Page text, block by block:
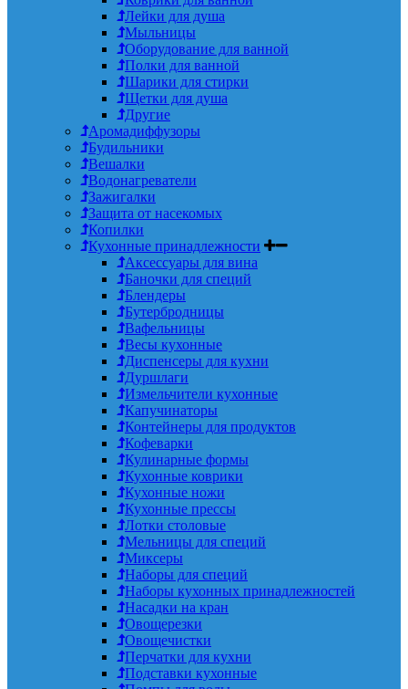
Лейки для душа
Мыльницы
Оборудование для ванной
Полки для ванной
Шарики для стирки
Щетки для душа
Другие
Аромадиффузоры
Будильники
Вешалки
Водонагреватели
Зажигалки
Защита от насекомых
Копилки
Кухонные принадлежности
Аксессуары для вина
Баночки для специй
Блендеры
Бутербродницы
Вафельницы
Весы кухонные
Диспенсеры для кухни
Дуршлаги
Измельчители кухонные
Капучинаторы
Контейнеры для продуктов
Кофеварки
Кулинарные формы
Кухонные коврики
Кухонные ножи
Кухонные прессы
Лотки столовые
Мельницы для специй
Миксеры
Наборы для специй
Наборы кухонных принадлежностей
Насадки на кран
Овощерезки
Овощечистки
Перчатки для кухни
Подставки кухонные